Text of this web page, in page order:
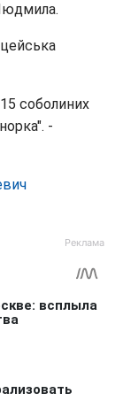
соболиних
-